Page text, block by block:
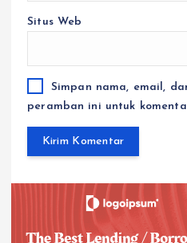
Situs Web
Simpan nama, email,
peramban ini untuk